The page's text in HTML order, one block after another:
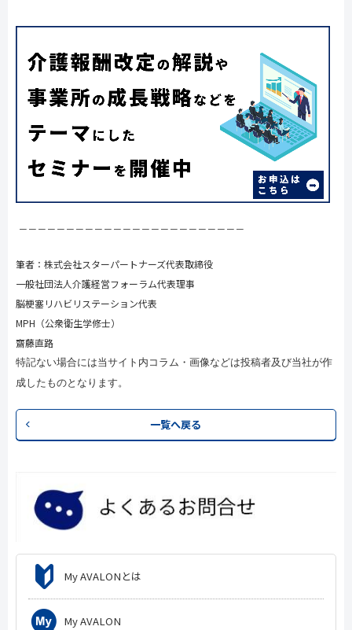
－－－－－－－－－－－－－－－－－－－－－－－－
筆者：株式会社スターパートナーズ代表取締役
一般社団法人介護経営フォーラム代表理事
脳梗塞リハビリステーション代表
MPH（公衆衛生学修士）
齋藤直路
特記ない場合には当サイト内コラム・画像などは投稿者及び当社が作
成したものとなります。
一覧へ戻る
My AVALONとは
My AVALON